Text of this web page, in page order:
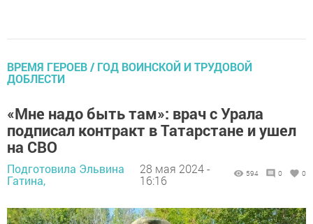
ВРЕМЯ ГЕРОЕВ / ГОД ВОИНСКОЙ И ТРУДОВОЙ
ДОБЛЕСТИ
«Мне надо быть там»: врач с Урала
подписал контракт в Татарстане и ушел
на СВО
Подготовила Эльвина
Гатина,
28 мая 2024 -
16:16
594 0 0